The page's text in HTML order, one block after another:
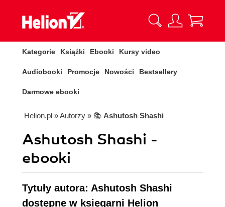
Kategorie Książki Ebooki Kursy video
Audiobooki Promocje Nowości Bestsellery
Darmowe ebooki
Helion.pl » Autorzy » 📚 Ashutosh Shashi
Ashutosh Shashi -
ebooki
Tytuły autora: Ashutosh Shashi
dostępne w księgarni Helion